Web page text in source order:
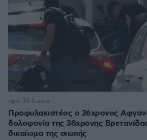
Προφυλακιστέος ο 26χρονος
δολοφονία της 38χρονης
δικαίωμα της σιωπής
πριν 36 λεπτά